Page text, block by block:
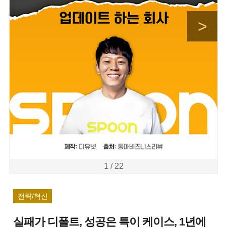
>
1 / 22
전략/혁신
실패가 디폴트, 성공은 특이 케이스, 1년에